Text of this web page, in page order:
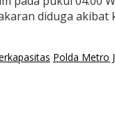
diduga akibat
Polda Metro